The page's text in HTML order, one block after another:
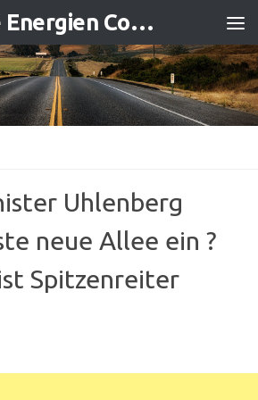
erneuerbare Energien Contracting
Uhlenberg
neue Allee ein ?
Spitzenreiter